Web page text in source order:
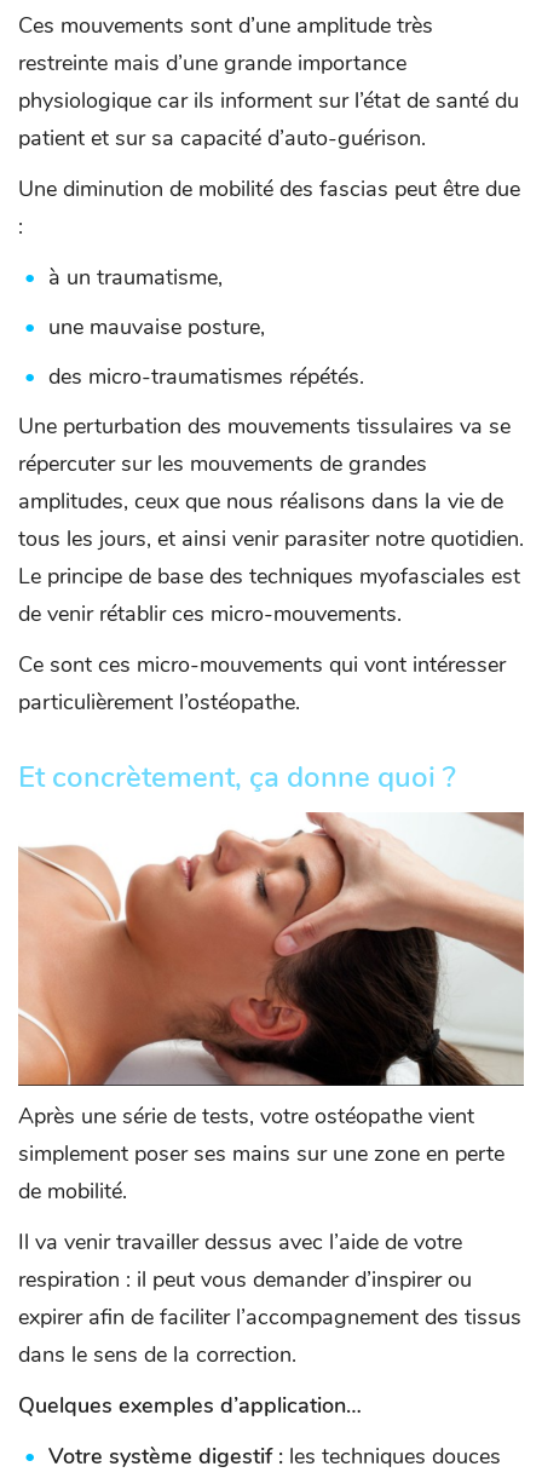
Ces mouvements sont d’une amplitude très
restreinte mais d’une grande importance
physiologique car ils informent sur l’état de santé du
patient et sur sa capacité d’auto-guérison.
Une diminution de mobilité des fascias peut être due
:
à un traumatisme,
une mauvaise posture,
des micro-traumatismes répétés.
Une perturbation des mouvements tissulaires va se
répercuter sur les mouvements de grandes
amplitudes, ceux que nous réalisons dans la vie de
tous les jours, et ainsi venir parasiter notre quotidien.
Le principe de base des techniques myofasciales est
de venir rétablir ces micro-mouvements.
Ce sont ces micro-mouvements qui vont intéresser
particulièrement l’ostéopathe.
Et concrètement, ça donne quoi ?
Après une série de tests, votre ostéopathe vient
simplement poser ses mains sur une zone en perte
de mobilité.
Il va venir travailler dessus avec l’aide de votre
respiration : il peut vous demander d’inspirer ou
expirer afin de faciliter l’accompagnement des tissus
dans le sens de la correction.
Quelques exemples d’application…
Votre système digestif : les techniques douces